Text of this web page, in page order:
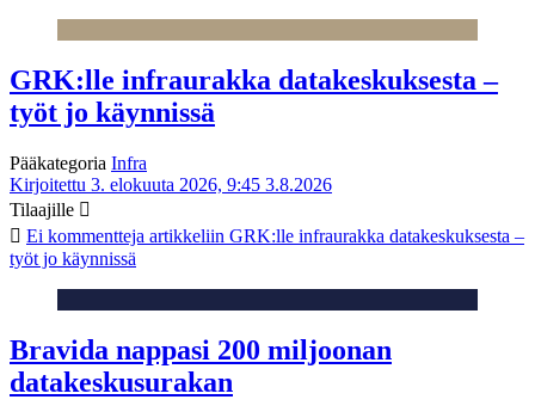
GRK:lle infraurakka datakeskuksesta –
työt jo käynnissä
Pääkategoria Infra
Kirjoitettu 3. elokuuta 2026, 9:45 3.8.2026
Tilaajille
Ei kommentteja artikkeliin GRK:lle infraurakka datakeskuksesta –
työt jo käynnissä
Bravida nappasi 200 miljoonan
datakeskusurakan